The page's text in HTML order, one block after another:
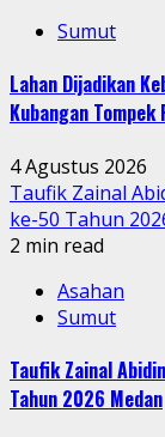
Sumut
Lahan Dijadikan
Kubangan
4 Agustus 2026
Taufik Zainal
ke-50 Tahun
2 min read
Asahan
Sumut
Taufik Zainal
Tahun 2026 Medan